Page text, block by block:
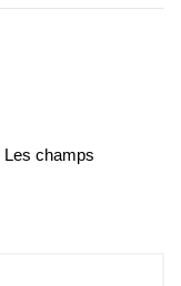
Les champs